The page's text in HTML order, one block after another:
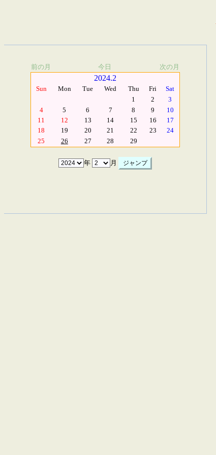
前の月 今日 次の月
2024.2
Sun Mon Tue Wed Thu Fri
Sat
1
2
3
4
5 6 7 8 9
10
11
12 13 14 15 16
17
18
19 20 21 22 23
24
25
26 27 28 29
年 月